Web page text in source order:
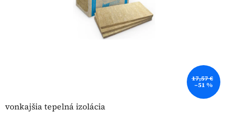
vonkajšia tepelná izolácia
17,57 €
–51 %